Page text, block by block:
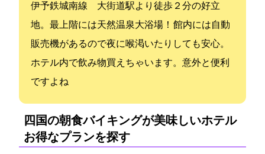
伊予鉄城南線 大街道駅より徒歩２分の好立
地。最上階には天然温泉大浴場！ 館内には自動
販売機があるので夜に喉渇いたりしても安心。
ホテル内で飲み物買えちゃいます。意外と便利
ですよね
四国の朝食バイキングが美味しいホテル:
お得なプランを探す